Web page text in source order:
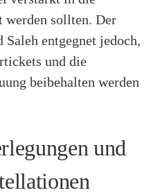
sollten. Der
Saleh entgegnet jedoch,
und die
beibehalten werden
und